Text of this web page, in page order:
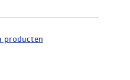
producten